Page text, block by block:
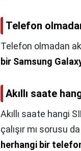
Telefon
Telefon olmadan
bir Samsung
Akıllı saate
Akıllı saate hangi
çalışır mı sorusu
herhangi bir